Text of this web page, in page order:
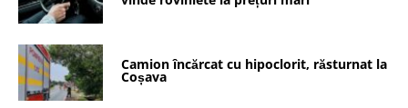
Camion încărcat cu hipoclorit, răsturnat la
Coșava